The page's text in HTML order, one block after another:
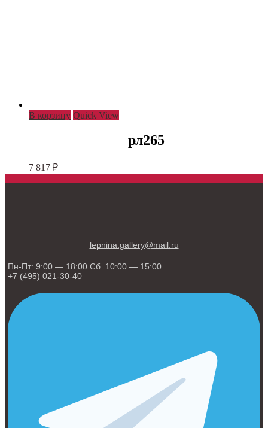
В корзину Quick View
рл265
7 817 ₽
lepnina.gallery@mail.ru
Пн-Пт: 9:00 — 18:00 Сб. 10:00 — 15:00
+7 (495) 021-30-40